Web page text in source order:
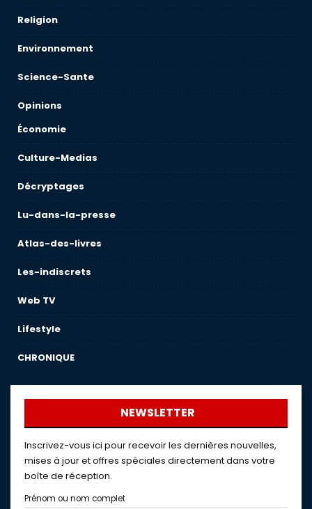
Religion
Environnement
Science-Sante
Opinions
Économie
Culture-Medias
Décryptages
Lu-dans-la-presse
Atlas-des-livres
Les-indiscrets
Web TV
Lifestyle
CHRONIQUE
NEWSLETTER
Inscrivez-vous ici pour recevoir les dernières nouvelles,
mises à jour et offres spéciales directement dans votre
boîte de réception.
Prénom ou nom complet